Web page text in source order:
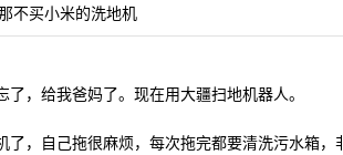
不买小米的洗地机
了，给我爸妈了。现在用大疆扫地机器人。
了，自己拖很麻烦，每次拖完都要清洗污水箱，